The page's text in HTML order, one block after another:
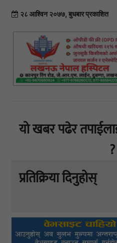
२८ आश्विन २०७७, बुधबार प्रकाशित
यो खबर पढेर
?
प्रतिक्रिया दिनुहोस्